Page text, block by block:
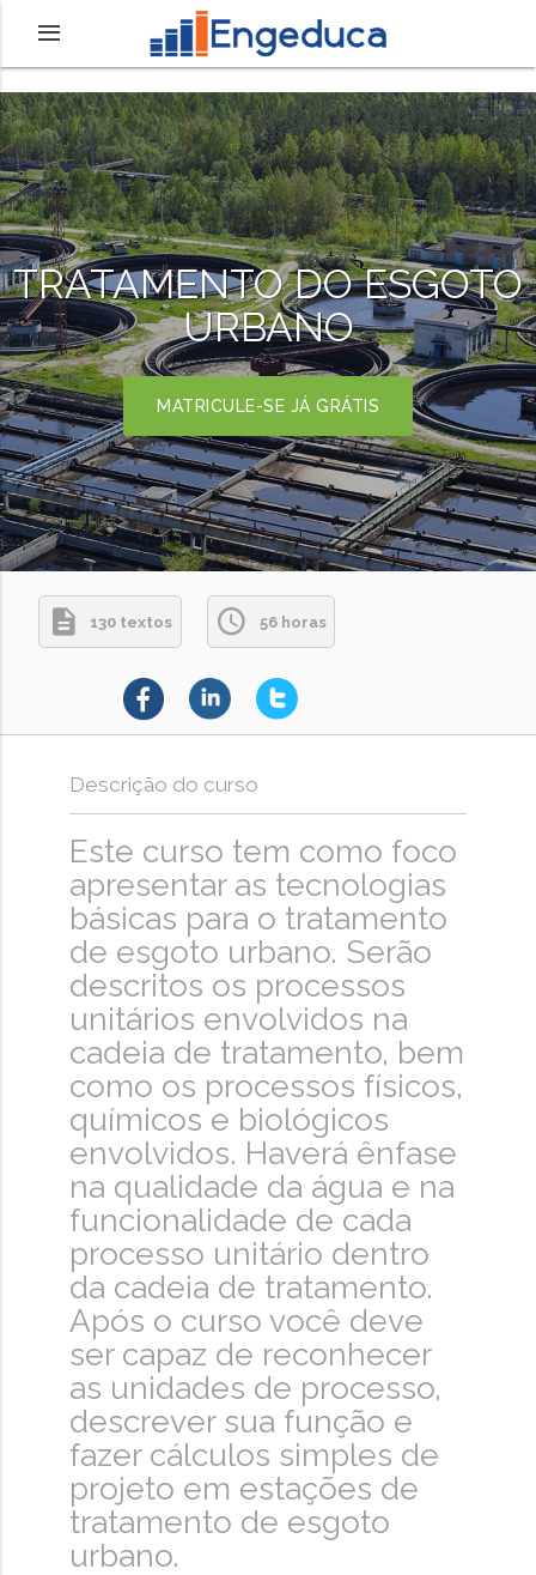
TRATAMENTO DO ESGOTO
URBANO
MATRICULE-SE JÁ GRÁTIS
130 textos 56 horas
Descrição do curso
Este curso tem como foco
apresentar as tecnologias
básicas para o tratamento
de esgoto urbano. Serão
descritos os processos
unitários envolvidos na
cadeia de tratamento, bem
como os processos físicos,
químicos e biológicos
envolvidos. Haverá ênfase
na qualidade da água e na
funcionalidade de cada
processo unitário dentro
da cadeia de tratamento.
Após o curso você deve
ser capaz de reconhecer
as unidades de processo,
descrever sua função e
fazer cálculos simples de
projeto em estações de
tratamento de esgoto
urbano.